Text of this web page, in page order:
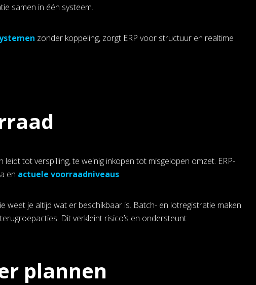
samen in één systeem.
zonder koppeling, zorgt ERP voor structuur en realtime
tot verspilling, te weinig inkopen tot misgelopen omzet. ERP-
en actuele voorraadniveaus.
je altijd wat er beschikbaar is. Batch- en lotregistratie maken
Dit verkleint risico’s en ondersteunt
plannen